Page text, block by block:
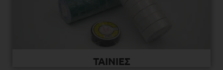
ΤΑΙΝΙΕΣ